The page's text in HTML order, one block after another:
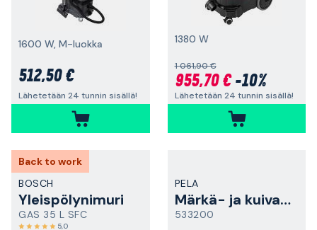
1600 W, M-luokka
512,50 €
Lähetetään 24 tunnin sisällä!
1380 W
1 061,90 €
955,70 €-10%
Lähetetään 24 tunnin sisällä!
Back to work
BOSCH
Yleispölynimuri
GAS 35 L SFC
5,0
PELA
Märkä- ja kuivaimuri
533200